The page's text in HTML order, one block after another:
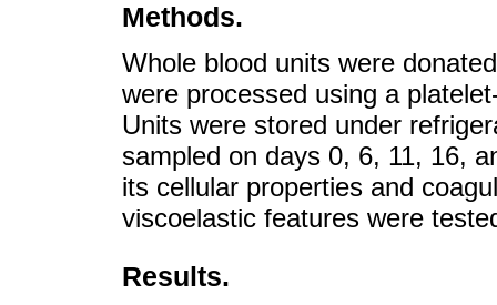
Methods.
Whole blood units were
were processed using a
Units were stored under
sampled on days 0, 6, 11, 16,
its cellular properties and
viscoelastic features were
Results.